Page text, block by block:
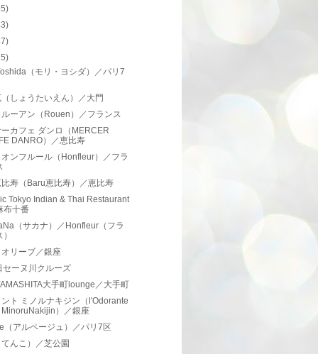
（モリ・ヨシダ）／パリ7
しょうたいえん）／大門
ーアン（Rouen）／フランス
カフェ ダンロ（MERCER
DANRO）／恵比寿
ンフルール（Honfleur）／フラ
寿（Baru恵比寿）／恵比寿
Tokyo Indian & Thai Restaurant
布十番
（サカナ）／Honfleur（フラ
リーブ／銀座
セーヌ川クルーズ
大手町lounge／大手町
ト ミノルナキジン（l'Odorante
）／銀座
（アルページュ）／パリ7区
んこ）／芝公園